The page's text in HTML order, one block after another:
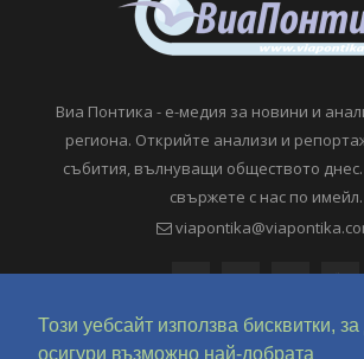
Този уебсайт използва бисквитки,
осигури възможно най-добрата
Виа Понтика - е-медия за новини и
региона. Открийте анализи и
събития, вълнуващи обществото
свържете с нас по имейл.